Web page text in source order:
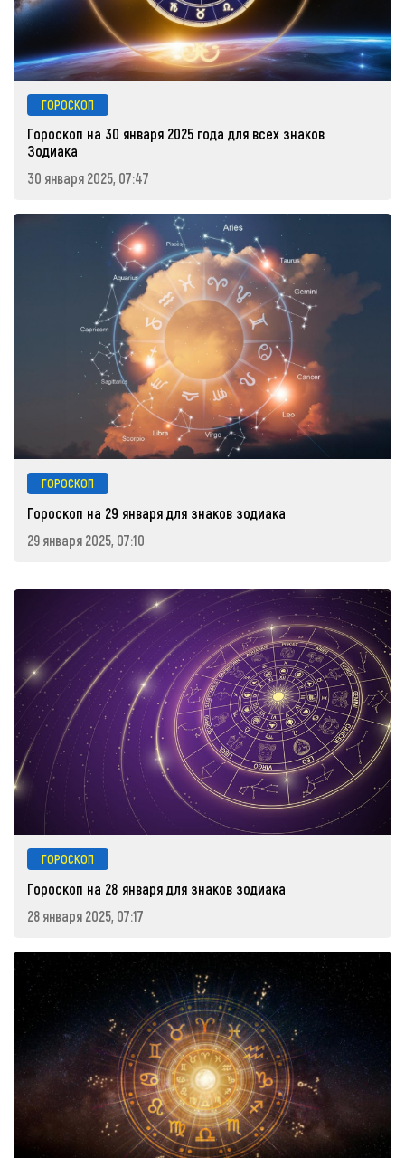
ГОРОСКОП
Гороскоп на 30 января 2025 года для всех знаков
Зодиака
30 января 2025, 07:47
ГОРОСКОП
Гороскоп на 29 января для знаков зодиака
29 января 2025, 07:10
ГОРОСКОП
Гороскоп на 28 января для знаков зодиака
28 января 2025, 07:17